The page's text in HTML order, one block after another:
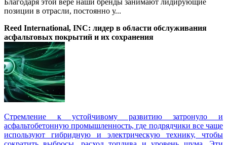
Благодаря этой вере наши бренды занимают лидирующие
позиции в отрасли, постоянно у...
Reed International, INC: лидер в области обслуживания
асфальтовых покрытий и их сохранения
Стремление к устойчивому развитию затронуло и
асфальтобетонную промышленность, где подрядчики все чаще
используют гибридную и электрическую технику, чтобы